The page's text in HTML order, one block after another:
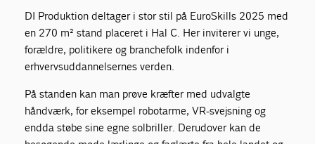
DI Produktion deltager i stor stil på EuroSkills 2025 med
en 270 m² stand placeret i Hal C. Her inviterer vi unge,
forældre, politikere og branchefolk indenfor i
erhvervsuddannelsernes verden.
På standen kan man prøve kræfter med udvalgte
håndværk, for eksempel robotarme, VR-svejsning og
endda støbe sine egne solbriller. Derudover kan de